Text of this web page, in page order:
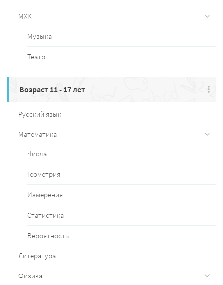
МХК
Музыка
Театр
Возраст 11 - 17 лет
Русский язык
Математика
Числа
Геометрия
Измерения
Статистика
Вероятность
Литература
Физика